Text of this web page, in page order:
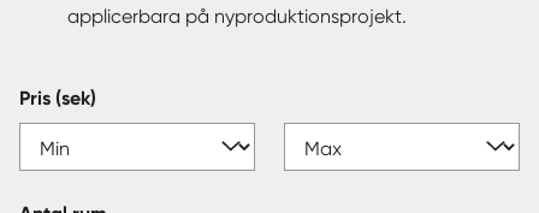
applicerbara på nyproduktionsprojekt.
Pris (sek)